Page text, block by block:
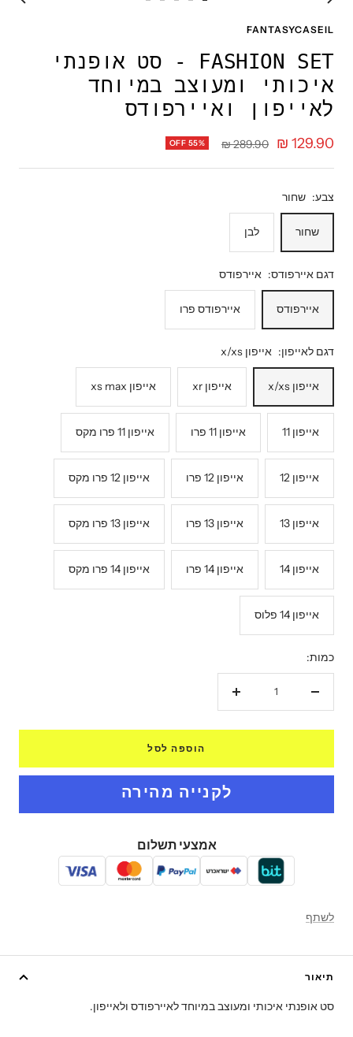
FANTASYCASEIL
FASHION SET - סט אופנתי
איכותי ומעוצב במיוחד
לאייפון ואיירפודס
מחיר
מבצע
129.90 ₪
מחיר
289.90 ₪
OFF 55%
צבע: שחור
שחור לבן
דגם איירפודס: איירפודס
איירפודס איירפודס פרו
דגם לאייפון: אייפון x/xs
אייפון x/xs אייפון xr אייפון xs max
אייפון 11 אייפון 11 פרו אייפון 11 פרו מקס
אייפון 12 אייפון 12 פרו אייפון 12 פרו מקס
אייפון 13 אייפון 13 פרו אייפון 13 פרו מקס
אייפון 14 אייפון 14 פרו אייפון 14 פרו מקס
אייפון 14 פלוס
כמות:
הגדל
הוספה לסל
אמצעי תשלום
לשתף
תיאור
סט אופנתי איכותי ומעוצב במיוחד לאיירפודס ולאייפון.